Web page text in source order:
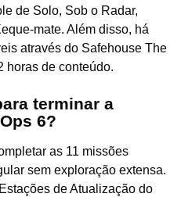
de Solo, Sob o Radar,
mate. Além disso, há
através do Safehouse The
horas de conteúdo.
terminar a
6?
as 11 missões
sem exploração extensa.
de Atualização do